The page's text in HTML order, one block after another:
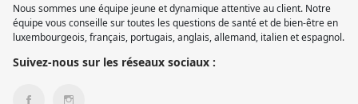
Nous sommes une équipe jeune et dynamique attentive au client. Notre
équipe vous conseille sur toutes les questions de santé et de bien-être en
luxembourgeois, français, portugais, anglais, allemand, italien et espagnol.
Suivez-nous sur les réseaux sociaux :